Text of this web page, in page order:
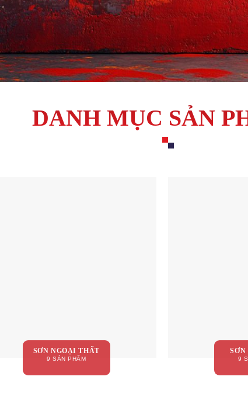
DANH MỤC SẢN
SƠN NGOẠI THẤT
9 SẢN PHẨM 9